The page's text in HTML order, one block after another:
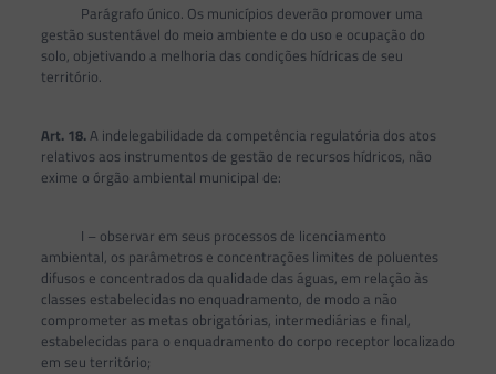
Parágrafo único. Os municípios deverão promover uma
gestão sustentável do meio ambiente e do uso e ocupação do
solo, objetivando a melhoria das condições hídricas de seu
território.
Art. 18.A indelegabilidade da competência regulatória dos atos
relativos aos instrumentos de gestão de recursos hídricos, não
exime o órgão ambiental municipal de:
I – observar em seus processos de licenciamento
ambiental, os parâmetros e concentrações limites de poluentes
difusos e concentrados da qualidade das águas, em relação às
classes estabelecidas no enquadramento, de modo a não
comprometer as metas obrigatórias, intermediárias e final,
estabelecidas para o enquadramento do corpo receptor localizado
em seu território;